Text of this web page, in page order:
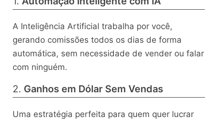
A Inteligência Artificial trabalha por você,
gerando comissões todos os dias de forma
automática, sem necessidade de vender ou falar
com ninguém.
2. Ganhos em Dólar Sem Vendas
Uma estratégia perfeita para quem quer lucrar